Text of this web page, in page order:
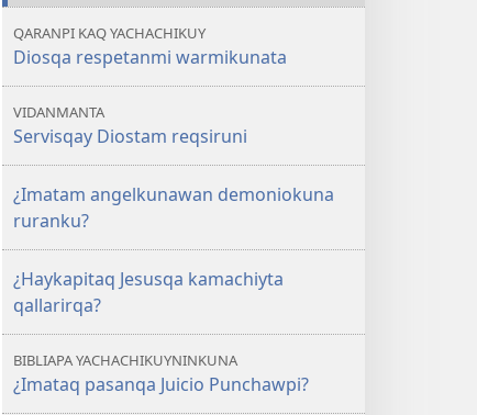
QARANPI KAQ YACHACHIKUY
Diosqa respetanmi warmikunata
VIDANMANTA
Servisqay Diostam reqsiruni
¿Imatam angelkunawan demoniokuna
ruranku?
¿Haykapitaq Jesusqa kamachiyta
qallarirqa?
BIBLIAPA YACHACHIKUYNINKUNA
¿Imataq pasanqa Juicio Punchawpi?